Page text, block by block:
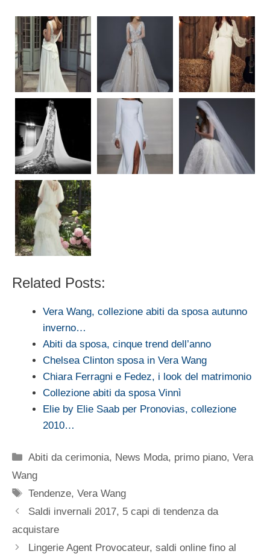
Related Posts:
Vera Wang, collezione abiti da sposa autunno
inverno…
Abiti da sposa, cinque trend dell’anno
Chelsea Clinton sposa in Vera Wang
Chiara Ferragni e Fedez, i look del matrimonio
Collezione abiti da sposa Vinnì
Elie by Elie Saab per Pronovias, collezione
2010…
Categorie
Abiti da cerimonia, News Moda, primo piano,Vera
Wang
Tag
Tendenze,Vera Wang
Saldi invernali 2017, 5 capi di tendenza da
acquistare
Lingerie Agent Provocateur, saldi online fino al